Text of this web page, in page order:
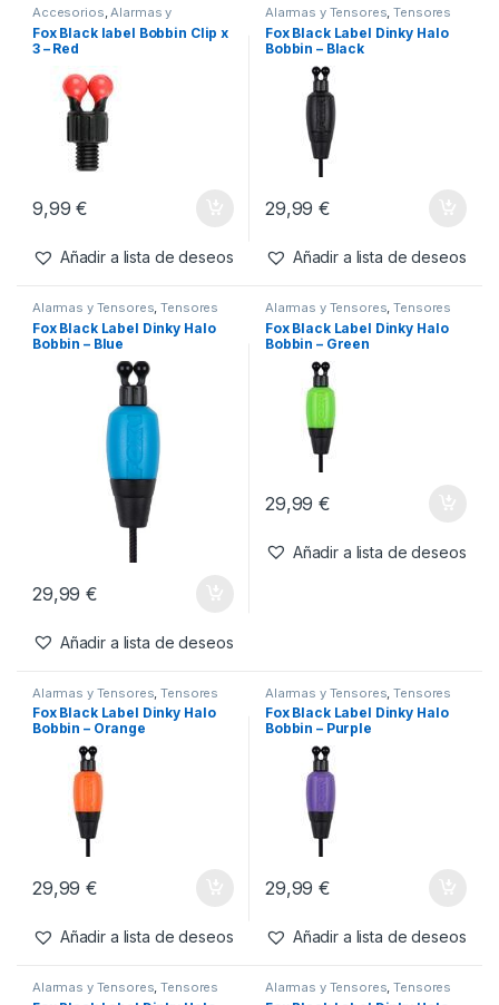
Accesorios,Alarmas y
Tensores , Tensores
Fox Black label Bobbin Clip x
3 – Red
9,99€
Añadir a lista de deseos
Alarmas y Tensores,Tensores
Fox Black Label Dinky Halo
Bobbin – Black
29,99€
Añadir a lista de deseos
Alarmas y Tensores,Tensores
Fox Black Label Dinky Halo
Bobbin – Blue
29,99€
Añadir a lista de deseos
Alarmas y Tensores,Tensores
Fox Black Label Dinky Halo
Bobbin – Green
29,99€
Añadir a lista de deseos
Alarmas y Tensores ,Tensores
Fox Black Label Dinky Halo
Bobbin – Orange
29,99€
Añadir a lista de deseos
Alarmas y Tensores ,Tensores
Fox Black Label Dinky Halo
Bobbin – Purple
29,99€
Añadir a lista de deseos
Alarmas y Tensores,Tensores Alarmas y Tensores,Tensores